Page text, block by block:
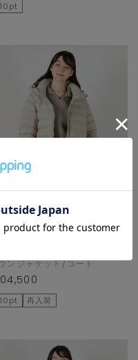
DE
ンジャケット/コート
再入荷